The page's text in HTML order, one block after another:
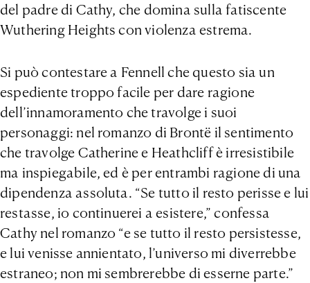
del padre di Cathy, che domina sulla fatiscente
Wuthering Heights con violenza estrema.
Si può contestare a Fennell che questo sia un
espediente troppo facile per dare ragione
dell’innamoramento che travolge i suoi
personaggi: nel romanzo di Brontë il sentimento
che travolge Catherine e Heathcliff è irresistibile
ma inspiegabile, ed è per entrambi ragione di una
dipendenza assoluta. “Se tutto il resto perisse e lui
restasse, io continuerei a esistere,” confessa
Cathy nel romanzo “e se tutto il resto persistesse,
e lui venisse annientato, l’universo mi diverrebbe
estraneo; non mi sembrerebbe di esserne parte.”